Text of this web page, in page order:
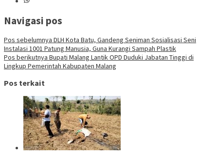
Navigasi pos
Pos sebelumnya DLH Kota Batu, Gandeng Seniman Sosialisasi Seni
Instalasi 1001 Patung Manusia, Guna Kurangi Sampah Plastik
Pos berikutnya Bupati Malang Lantik OPD Duduki Jabatan Tinggi di
Lingkup Pemerintah Kabupaten Malang
Pos terkait